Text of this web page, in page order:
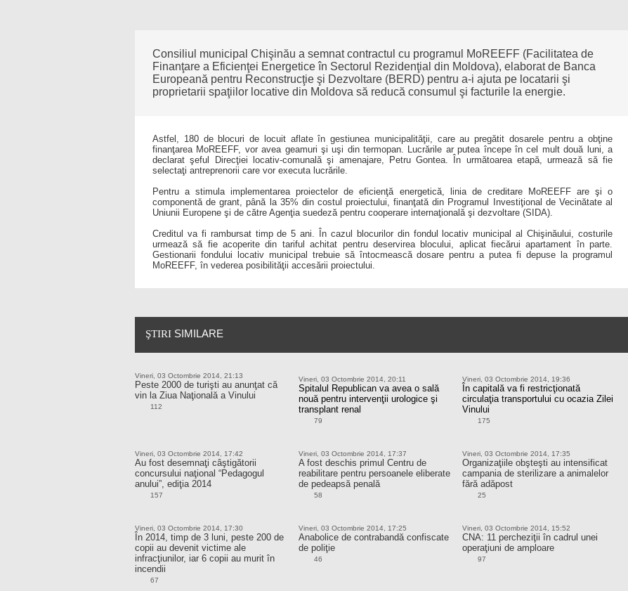
Consiliul municipal Chişinău a semnat contractul cu programul MoREEFF (Facilitatea de
Finanţare a Eficienţei Energetice în Sectorul Rezidenţial din Moldova), elaborat de Banca
Europeană pentru Reconstrucţie şi Dezvoltare (BERD) pentru a-i ajuta pe locatarii şi
proprietarii spaţiilor locative din Moldova să reducă consumul şi facturile la energie.
Astfel, 180 de blocuri de locuit aflate în gestiunea municipalităţii, care au pregătit dosarele pentru a obţine
finanţarea MoREEFF, vor avea geamuri şi uşi din termopan. Lucrările ar putea începe în cel mult două luni, a
declarat şeful Direcţiei locativ-comunală şi amenajare, Petru Gontea. În următoarea etapă, urmează să fie
selectaţi antreprenorii care vor executa lucrările.
Pentru a stimula implementarea proiectelor de eficienţă energetică, linia de creditare MoREEFF are şi o
componentă de grant, până la 35% din costul proiectului, finanţată din Programul Investiţional de Vecinătate al
Uniunii Europene şi de către Agenţia suedeză pentru cooperare internaţională şi dezvoltare (SIDA).
Creditul va fi rambursat timp de 5 ani. În cazul blocurilor din fondul locativ municipal al Chişinăului, costurile
urmează să fie acoperite din tariful achitat pentru deservirea blocului, aplicat fiecărui apartament în parte.
Gestionarii fondului locativ municipal trebuie să întocmească dosare pentru a putea fi depuse la programul
MoREEFF, în vederea posibilităţii accesării proiectului.
ŞTIRI SIMILARE
Vineri, 03 Octombrie 2014, 21:13
Peste 2000 de turişti au anunţat că
vin la Ziua Naţională a Vinului
112
Vineri, 03 Octombrie 2014, 20:11
Spitalul Republican va avea o sală
nouă pentru intervenţii urologice şi
transplant renal
79
Vineri, 03 Octombrie 2014, 19:36
În capitală va fi restricţionată
circulaţia transportului cu ocazia Zilei
Vinului
175
Vineri, 03 Octombrie 2014, 17:42
Au fost desemnaţi câştigătorii
concursului naţional “Pedagogul
anului”, ediţia 2014
157
Vineri, 03 Octombrie 2014, 17:37
A fost deschis primul Centru de
reabilitare pentru persoanele eliberate
de pedeapsă penală
58
Vineri, 03 Octombrie 2014, 17:35
Organizaţiile obşteşti au intensificat
campania de sterilizare a animalelor
fără adăpost
25
Vineri, 03 Octombrie 2014, 17:30
În 2014, timp de 3 luni, peste 200 de
copii au devenit victime ale
infracţiunilor, iar 6 copii au murit în
incendii
67
Vineri, 03 Octombrie 2014, 17:25
Anabolice de contrabandă confiscate
de poliţie
46
Vineri, 03 Octombrie 2014, 15:52
CNA: 11 percheziţii în cadrul unei
operaţiuni de amploare
97